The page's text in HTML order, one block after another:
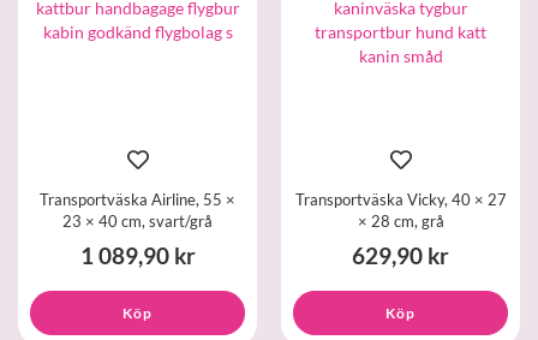
Transportväska Airline, 55 ×
23 × 40 cm, svart/grå
1 089,90 kr
Köp
Transportväska Vicky, 40 × 27
× 28 cm, grå
629,90 kr
Köp